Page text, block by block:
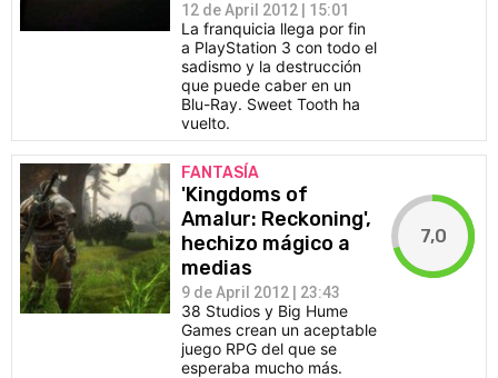
12 de April 2012 | 15:01
La franquicia llega por fin
a PlayStation 3 con todo el
sadismo y la destrucción
que puede caber en un
Blu-Ray. Sweet Tooth ha
vuelto.
FANTASÍA
'Kingdoms of
Amalur: Reckoning',
hechizo mágico a
medias
9 de April 2012 | 23:43
38 Studios y Big Hume
Games crean un aceptable
juego RPG del que se
esperaba mucho más.
7,0